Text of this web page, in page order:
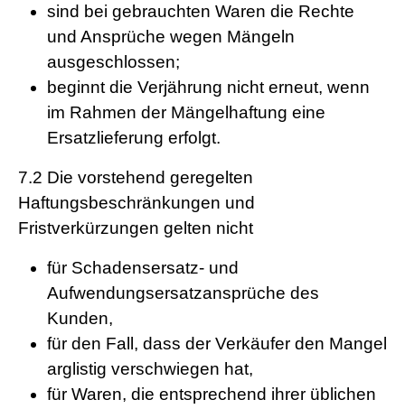
sind bei gebrauchten Waren die Rechte
und Ansprüche wegen Mängeln
ausgeschlossen;
beginnt die Verjährung nicht erneut, wenn
im Rahmen der Mängelhaftung eine
Ersatzlieferung erfolgt.
7.2 Die vorstehend geregelten
Haftungsbeschränkungen und
Fristverkürzungen gelten nicht
für Schadensersatz- und
Aufwendungsersatzansprüche des
Kunden,
für den Fall, dass der Verkäufer den Mangel
arglistig verschwiegen hat,
für Waren, die entsprechend ihrer üblichen